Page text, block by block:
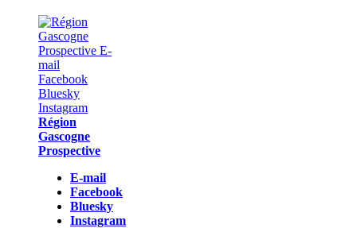
Région
Gascogne
Prospective
E-mail
Facebook
Bluesky
Instagram